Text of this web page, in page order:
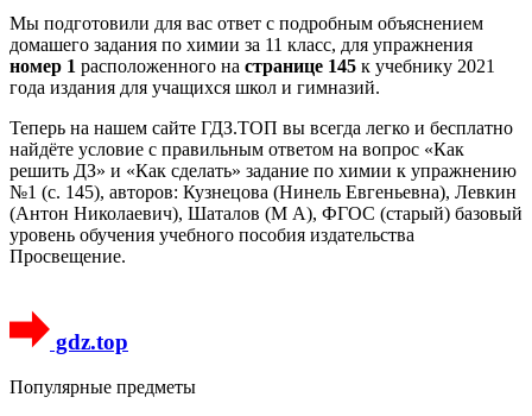
Мы подготовили для вас ответ c подробным объяснением
домашего задания по химии за 11 класс, для упражнения
номер 1 расположенного на странице 145 к учебнику 2021
года издания для учащихся школ и гимназий.
Теперь на нашем сайте ГДЗ.ТОП вы всегда легко и бесплатно
найдёте условие с правильным ответом на вопрос «Как
решить ДЗ» и «Как сделать» задание по химии к упражнению
№1 (с. 145), авторов: Кузнецова (Нинель Евгеньевна), Левкин
(Антон Николаевич), Шаталов (М А), ФГОС (старый) базовый
уровень обучения учебного пособия издательства
Просвещение.
gdz.top
Популярные предметы